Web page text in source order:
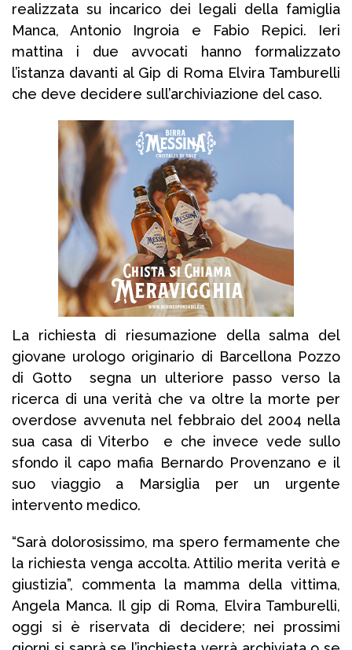
realizzata su incarico dei legali della famiglia
Manca, Antonio Ingroia e Fabio Repici. Ieri
mattina i due avvocati hanno formalizzato
l’istanza davanti al Gip di Roma Elvira Tamburelli
che deve decidere sull’archiviazione del caso.
La richiesta di riesumazione della salma del
giovane urologo originario di Barcellona Pozzo
di Gotto segna un ulteriore passo verso la
ricerca di una verità che va oltre la morte per
overdose avvenuta nel febbraio del 2004 nella
sua casa di Viterbo e che invece vede sullo
sfondo il capo mafia Bernardo Provenzano e il
suo viaggio a Marsiglia per un urgente
intervento medico.
“Sarà dolorosissimo, ma spero fermamente che
la richiesta venga accolta. Attilio merita verità e
giustizia”, commenta la mamma della vittima,
Angela Manca. Il gip di Roma, Elvira Tamburelli,
oggi si è riservata di decidere; nei prossimi